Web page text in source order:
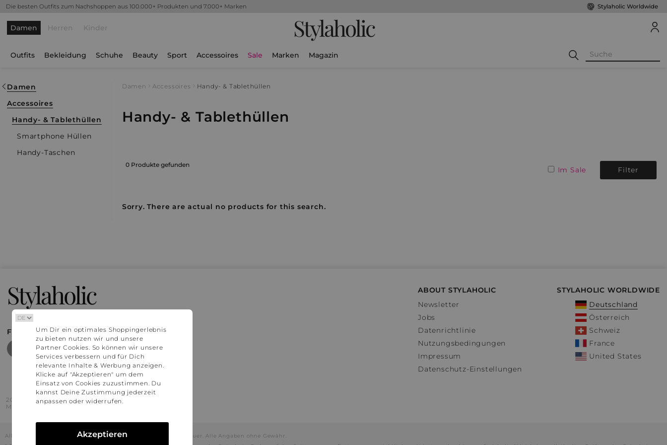
Die besten Outfits zum Nachshoppen aus 100.000+ Produkten und 7.000+ Marken Stylaholic Worldwide
Damen Herren Kinder Stylaholic
Outfits Bekleidung Schuhe Beauty Sport Accessoires Sale Marken Magazin
Damen
Accessoires
Handy- & Tablethüllen
Smartphone Hüllen
Handy-Taschen
Damen Accessoires Handy- & Tablethüllen
Handy- & Tablethüllen
0 Produkte gefunden
Im Sale Filter
Sorry. There are actual no products for this search.
Stylaholic
FIND MORE INSPIRATION
ABOUT STYLAHOLIC
Newsletter
Jobs
Datenrichtlinie
Nutzungsbedingungen
Impressum
Datenschutz-Einstellungen
STYLAHOLIC WORLDWIDE
Deutschland
Österreich
Schweiz
France
United States
2016 - 2026 © Stylaholic.
Made for you with love in munich.
Alle Preise inkl. der jeweils geltenden gesetzlichen Mehrwertsteuer. Alle Angaben ohne Gewähr.
Um Dir ein optimales Shoppingerlebnis
zu bieten nutzen wir und unsere
Partner Cookies. So können wir unsere
Services verbessern und für Dich
relevante Inhalte & Werbung anzeigen.
Klicke auf "Akzeptieren" um dem
Einsatz von Cookies zuzustimmen. Du
kannst Deine Zustimmung jederzeit
anpassen oder widerrufen.
Akzeptieren